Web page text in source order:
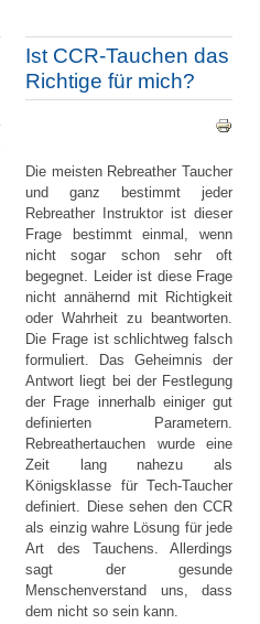
Ist CCR-Tauchen das
Richtige für mich?
Die meisten Rebreather Taucher
und ganz bestimmt jeder
Rebreather Instruktor ist dieser
Frage bestimmt einmal, wenn
nicht sogar schon sehr oft
begegnet. Leider ist diese Frage
nicht annähernd mit Richtigkeit
oder Wahrheit zu beantworten.
Die Frage ist schlichtweg falsch
formuliert. Das Geheimnis der
Antwort liegt bei der Festlegung
der Frage innerhalb einiger gut
definierten Parametern.
Rebreathertauchen wurde eine
Zeit lang nahezu als
Königsklasse für Tech-Taucher
definiert. Diese sehen den CCR
als einzig wahre Lösung für jede
Art des Tauchens. Allerdings
sagt der gesunde
Menschenverstand uns, dass
dem nicht so sein kann.